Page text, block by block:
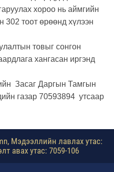
хороо нь аймгийн
302 тоот өрөөнд хүлээн
товыг сонгон
хангасан иргэнд
Засаг Даргын Тамгын
газар 70593894 утсаар
Мэдээллийн лавлах утас:
авах утас: 7059-106